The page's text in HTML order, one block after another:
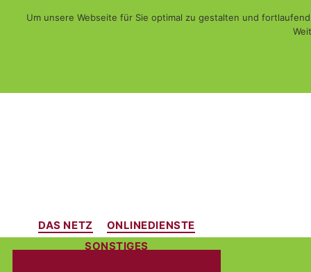
Kategorien
DAS NETZ
ONLINEDIENSTE
SONSTIGES
Um unsere Webseite für Sie optimal zu gestalten und